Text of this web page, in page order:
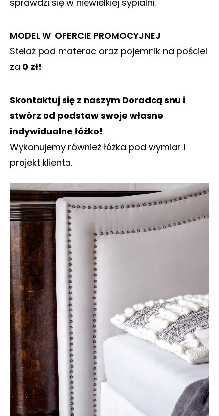
sprawdzi się w niewielkiej sypialni.
MODEL W OFERCIE PROMOCYJNEJ
Stelaż pod materac oraz pojemnik na pościel
za 0 zł!
Skontaktuj się z naszym Doradcą snu i
stwórz od podstaw swoje własne
indywidualne łóżko!
Wykonujemy również łóżka pod wymiar i
projekt klienta.